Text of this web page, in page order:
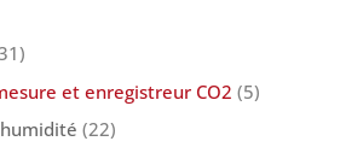
et enregistreur CO2 (5)
(22)